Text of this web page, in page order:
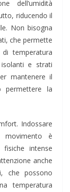
dell’umidità
riducendo il
Non bisogna
che permette
temperatura
e strati
mantenere il
permettere la
Indossare
movimento è
intense
anche
che possono
temperatura